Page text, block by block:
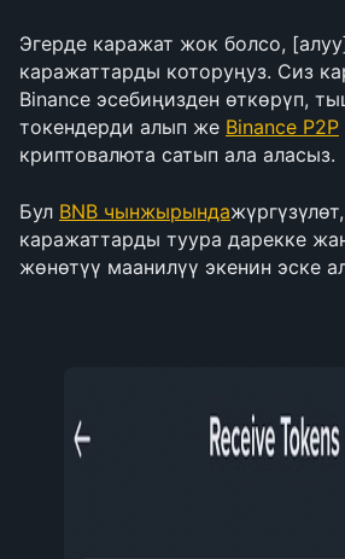
Эгерде каражат жок болсо,
каражаттарды которуңуз. Сиз
Binance эсебиңизден өткөрүп,
токендерди алып же Binance P2P
криптовалюта сатып ала аласыз.
Бул BNB чынжырында
каражаттарды туура дарекке
жөнөтүү маанилүү экенин эске